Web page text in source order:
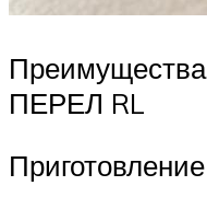
Преимущества
ПЕРЕЛ RL